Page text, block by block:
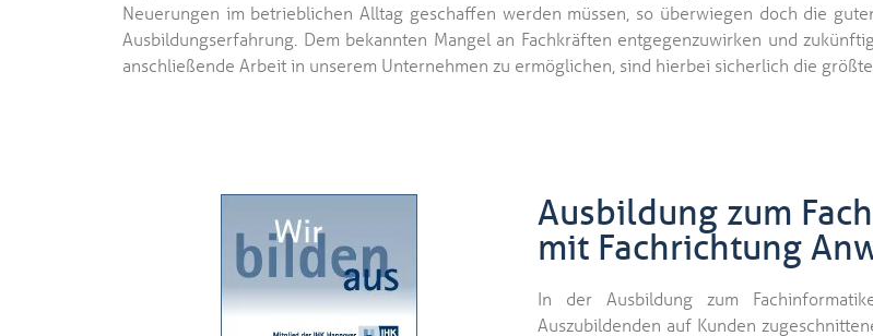
Neuerungen im betrieblichen Alltag geschaffen werden müssen, so überwiegen doch die
Ausbildungserfahrung. Dem bekannten Mangel an Fachkräften entgegenzuwirken und
anschließende Arbeit in unserem Unternehmen zu ermöglichen, sind hierbei sicherlich die
Ausbildung zum
mit Fachrichtung
In der Ausbildung zum
Auszubildenden auf Kunden